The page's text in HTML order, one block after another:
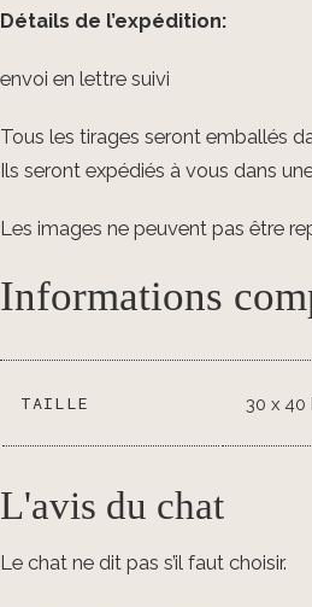
Détails de l’expédition:
envoi en lettre suivi
Tous les tirages seront emballés
Ils seront expédiés à vous dans
Les images ne peuvent pas être
Informations
TAILLE 30 x 40
L'avis du chat
Le chat ne dit pas s’il faut choisir.